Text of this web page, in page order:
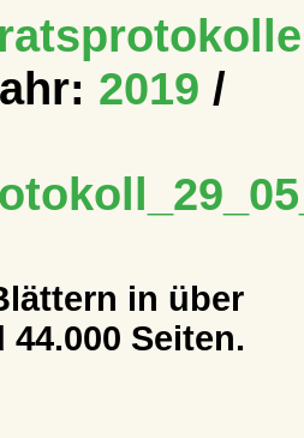
2019 /
in über
44.000 Seiten.